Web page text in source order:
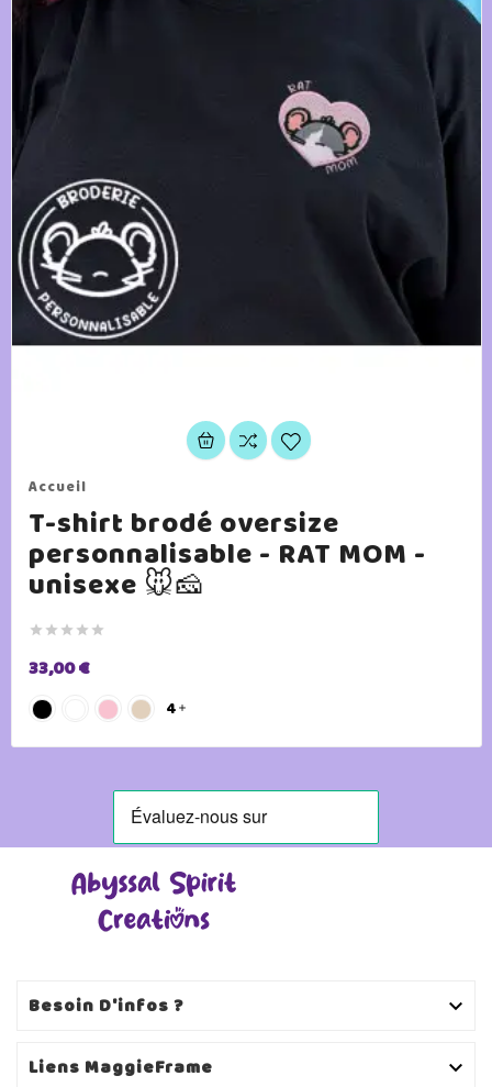
Accueil
T-shirt brodé oversize
personnalisable - RAT MOM -
unisexe 🐭🧀
    
33,00 €
4 
Besoin D'infos ? 
Liens MaggieFrame 